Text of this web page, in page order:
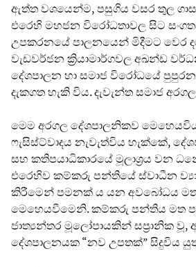
ඇත්ත වශයෙන්ම, පසුගිය වසර තුල
එරෙහි මහජන විරෝධතාවල සිට
උපකරනයේ පාලනයෙන් මිදීමට
වැඩවර්ජන ක්‍රියාමාර්ගවල අඛන්ඩ
දේශපාලන හා සමාජ විරෝධයේ
දැකගත හැකි විය. දැවැන්ත සමාජ
මෙම අරගල දේශපාලනිකව
ෆැසිස්ට්වාදය නැවැත්විය හැක්කේ,
සහ කතිපයාධිකාරයේ මූලාශ්‍රය වන
එරෙහිව කම්කරු පන්තියේ ස්වාධීන
කිරීමෙන් පමනක් ය යන අවබෝධය මත
මෙහෙයවීමෙනි. කම්කරු පන්තිය මත
ජාත්‍යන්තර මූලෝපායකින් සප්‍රානික වූ,
දේශපාලනයක “නව උපතක්” සිදුවිය